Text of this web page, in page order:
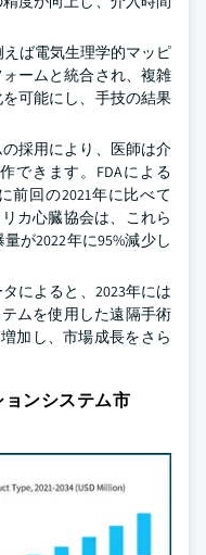
ば電気生理学的マッピ
ームと統合され、複雑
可能にし、手技の結果
採用により、医師は介
できます。FDAによる
前回の2021年に比べて
カ心臓協会は、これら
が2022年に95%減少し
によると、2023年には
ムを使用した遠隔手術
加し、市場成長をさら
ンシステム市